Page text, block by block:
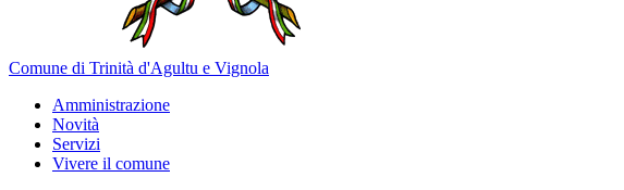
Comune di Trinità d'Agultu e Vignola
Amministrazione
Novità
Servizi
Vivere il comune